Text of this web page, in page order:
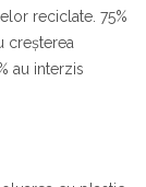
reciclate. 75%
creșterea
au interzis